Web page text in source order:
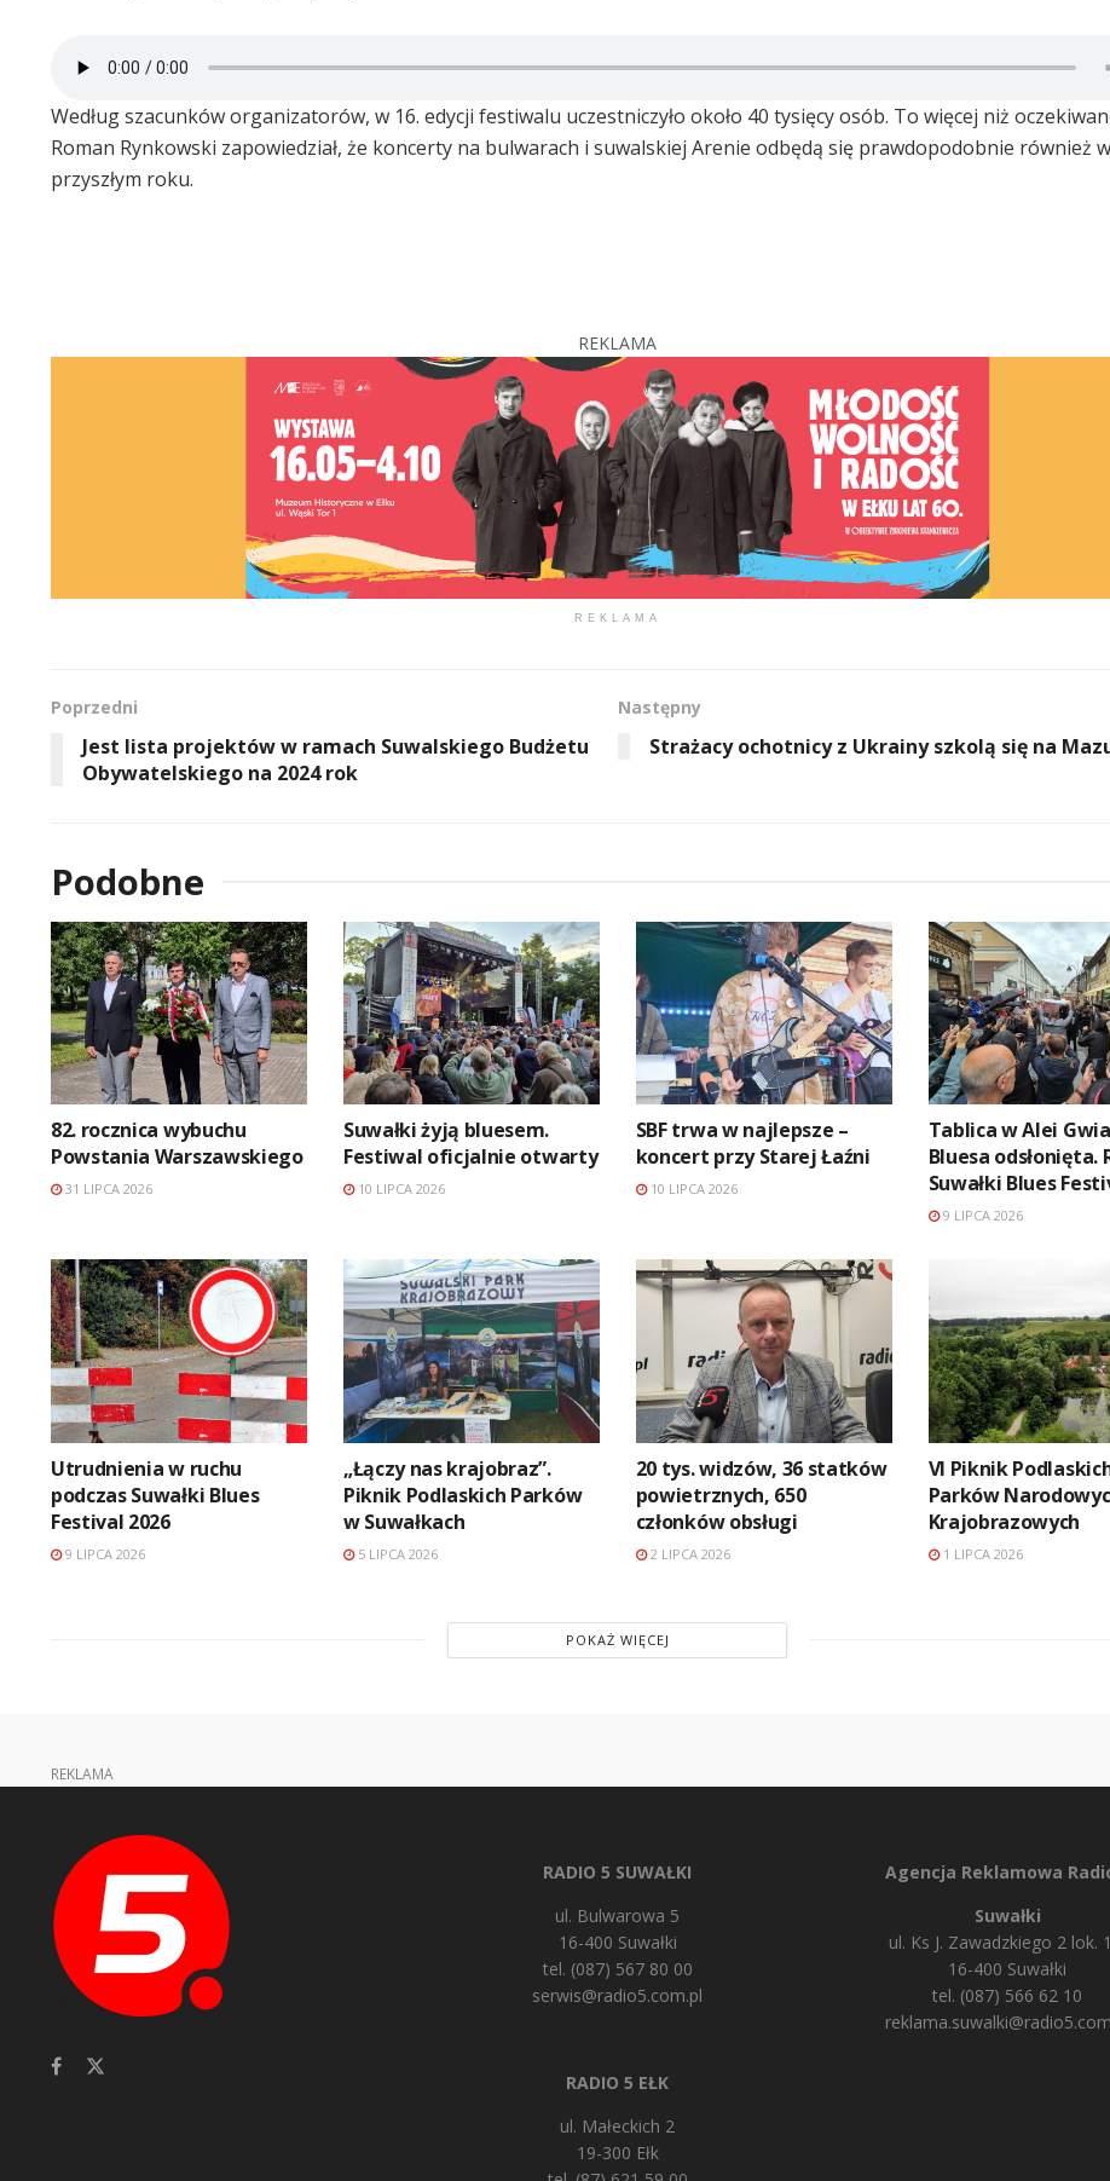
Według szacunków organizatorów, w 16. edycji festiwalu uczestniczyło około 40 tysięcy osób. To więcej niż
Roman Rynkowski zapowiedział, że koncerty na bulwarach i suwalskiej Arenie odbędą się prawdopodobnie również w
przyszłym roku.
REKLAMA
REKLAMA
Poprzedni
Jest lista projektów w ramach Suwalskiego Budżetu
Obywatelskiego na 2024 rok
Następny
Strażacy ochotnicy z Ukrainy szkolą się na
Podobne
82. rocznica wybuchu
Powstania Warszawskiego
31 LIPCA 2026
Suwałki żyją bluesem.
Festiwal oficjalnie otwarty
10 LIPCA 2026
SBF trwa w najlepsze –
koncert przy Starej Łaźni
10 LIPCA 2026
Tablica w Alei
Bluesa odsłonięta.
Suwałki Blues
9 LIPCA 2026
Utrudnienia w ruchu
podczas Suwałki Blues
Festival 2026
9 LIPCA 2026
„Łączy nas krajobraz”.
Piknik Podlaskich Parków
w Suwałkach
5 LIPCA 2026
20 tys. widzów, 36 statków
powietrznych, 650
członków obsługi
2 LIPCA 2026
VI Piknik
Parków
Krajobrazowych
1 LIPCA 2026
POKAŻ WIĘCEJ
REKLAMA
RADIO 5 SUWAŁKI
ul. Bulwarowa 5
16-400 Suwałki
tel. (087) 567 80 00
serwis@radio5.com.pl
RADIO 5 EŁK
ul. Małeckich 2
19-300 Ełk
Agencja Reklamowa
Suwałki
ul. Ks J. Zawadzkiego 2 lok.
16-400 Suwałki
tel. (087) 566 62 10